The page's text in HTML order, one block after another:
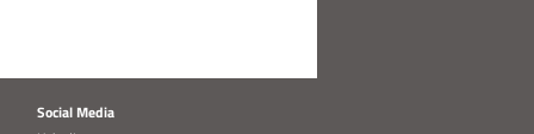
Social Media